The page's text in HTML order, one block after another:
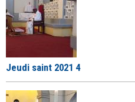
Jeudi saint 2021 4